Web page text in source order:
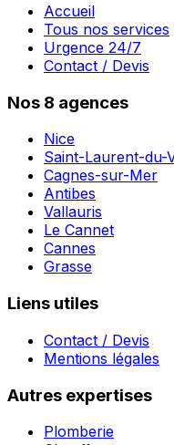
Accueil
Tous nos services
Urgence 24/7
Contact / Devis
Nos 8 agences
Nice
Saint-Laurent-du-
Cagnes-sur-Mer
Antibes
Vallauris
Le Cannet
Cannes
Grasse
Liens utiles
Contact / Devis
Mentions légales
Autres expertises
Plomberie